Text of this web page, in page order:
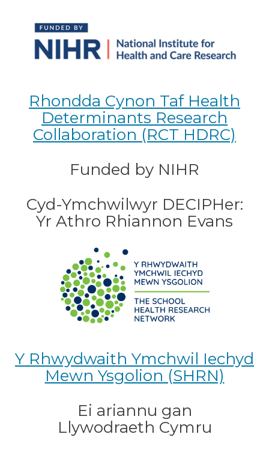
Rhondda Cynon Taf Health
Determinants Research
Collaboration (RCT HDRC)
Funded by NIHR
Cyd-Ymchwilwyr DECIPHer:
Yr Athro Rhiannon Evans
Y Rhwydwaith Ymchwil Iechyd
Mewn Ysgolion (SHRN)
Ei ariannu gan
Llywodraeth Cymru